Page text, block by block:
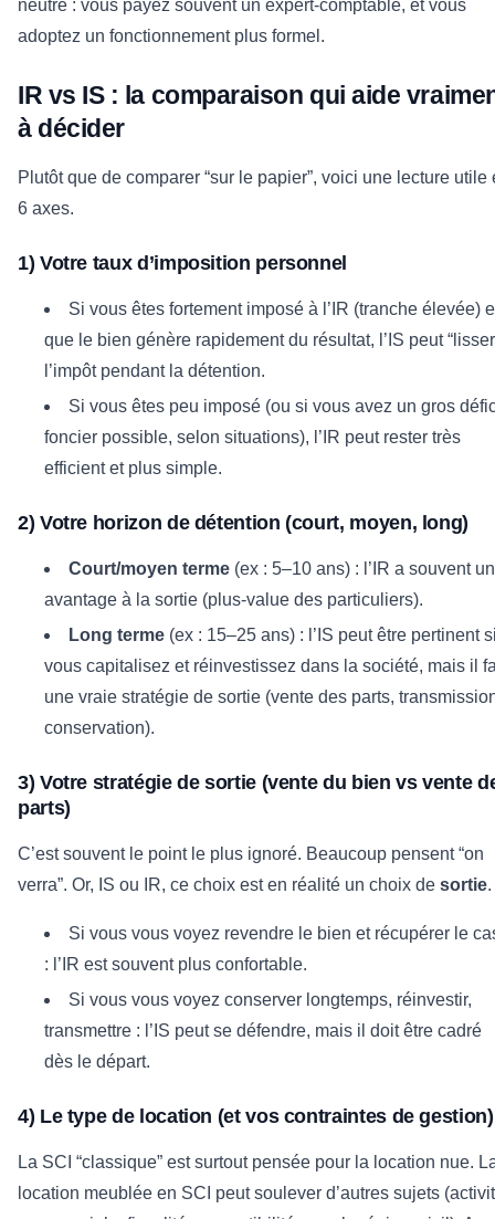
neutre : vous payez souvent un expert-comptable, et vous
adoptez un fonctionnement plus formel.
IR vs IS : la comparaison qui aide
à décider
Plutôt que de comparer “sur le papier”, voici une lecture utile
6 axes.
1) Votre taux d’imposition personnel
Si vous êtes fortement imposé à l’IR (tranche élevée)
que le bien génère rapidement du résultat, l’IS peut
l’impôt pendant la détention.
Si vous êtes peu imposé (ou si vous avez un gros
foncier possible, selon situations), l’IR peut rester très
efficient et plus simple.
2) Votre horizon de détention (court, moyen, long)
Court/moyen terme (ex : 5–10 ans) : l’IR a souvent un
avantage à la sortie (plus-value des particuliers).
Long terme (ex : 15–25 ans) : l’IS peut être pertinent
vous capitalisez et réinvestissez dans la société, mais il
une vraie stratégie de sortie (vente des parts,
conservation).
3) Votre stratégie de sortie (vente du bien vs vente
parts)
C’est souvent le point le plus ignoré. Beaucoup pensent “on
verra”. Or, IS ou IR, ce choix est en réalité un choix de sortie.
Si vous vous voyez revendre le bien et récupérer le
: l’IR est souvent plus confortable.
Si vous vous voyez conserver longtemps, réinvestir,
transmettre : l’IS peut se défendre, mais il doit être cadré
dès le départ.
4) Le type de location (et vos contraintes de gestion)
La SCI “classique” est surtout pensée pour la location nue.
location meublée en SCI peut soulever d’autres sujets